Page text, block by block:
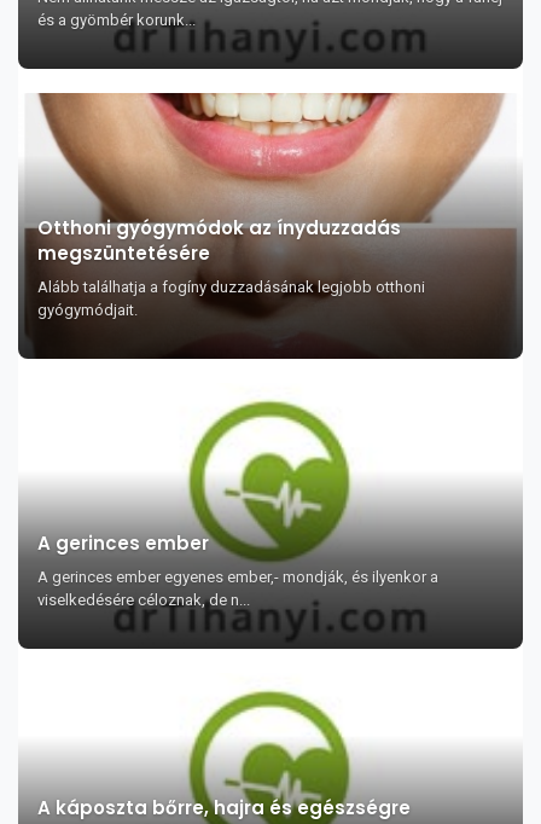
és a gyömbér korunk...
Otthoni gyógymódok az ínyduzzadás
megszüntetésére
Alább találhatja a fogíny duzzadásának legjobb otthoni
gyógymódjait.
A gerinces ember
A gerinces ember egyenes ember,- mondják, és ilyenkor a
viselkedésére céloznak, de n...
A káposzta bőrre, hajra és egészségre